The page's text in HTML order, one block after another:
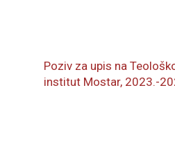
Poziv za upis na
institut Mostar, 2023.-